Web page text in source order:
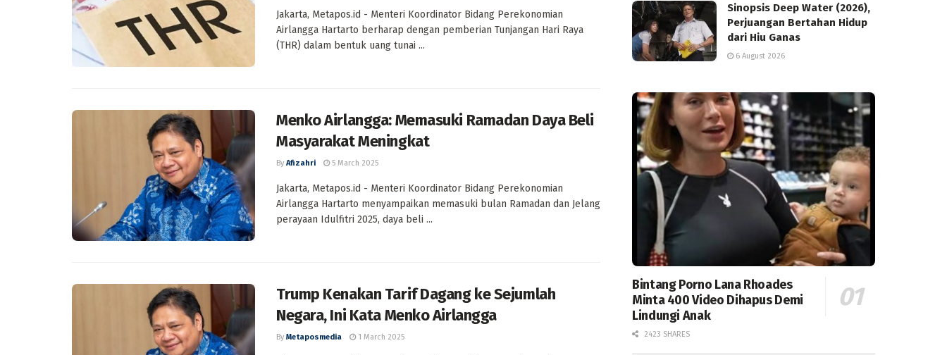
Jakarta, Metapos.id - Menteri Koordinator Bidang Perekonomian
Airlangga Hartarto berharap dengan pemberian Tunjangan Hari Raya
(THR) dalam bentuk uang tunai ...
Menko Airlangga: Memasuki Ramadan Daya Beli
Masyarakat Meningkat
By Afizahri 5 March 2025
Jakarta, Metapos.id - Menteri Koordinator Bidang Perekonomian
Airlangga Hartarto menyampaikan memasuki bulan Ramadan dan Jelang
perayaan Idulfitri 2025, daya beli ...
Trump Kenakan Tarif Dagang ke Sejumlah
Negara, Ini Kata Menko Airlangga
By Metaposmedia 1 March 2025
Sinopsis Deep Water (2026),
Perjuangan Bertahan Hidup
dari Hiu Ganas
6 August 2026
Bintang Porno Lana Rhoades
Minta 400 Video Dihapus Demi
Lindungi Anak
2423 SHARES